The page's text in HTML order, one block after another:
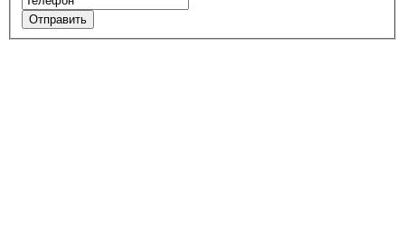
Отправить